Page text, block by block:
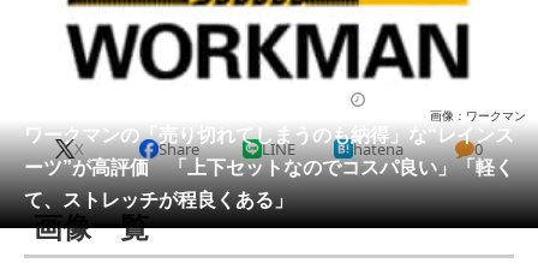
教育・育児
リサーチ
会員記事
メディア
注目記事を集めた総合ページ
ワークマンの「売り切れてしまうのも納得」な“レインス
ーツ”が高評価 「上下セットなのでコスパ良い」「軽く
て、ストレッチが程良くある」
画像：ワークマン
X Share LINE hatena 0
画像一覧